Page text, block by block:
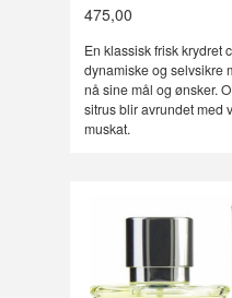
475,00
En klassisk frisk krydret
dynamiske og selvsikre
nå sine mål og ønsker.
sitrus blir avrundet med
muskat.